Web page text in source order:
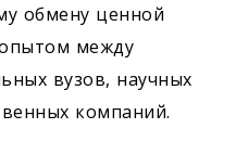
обмену ценной
между
вузов, научных
компаний.